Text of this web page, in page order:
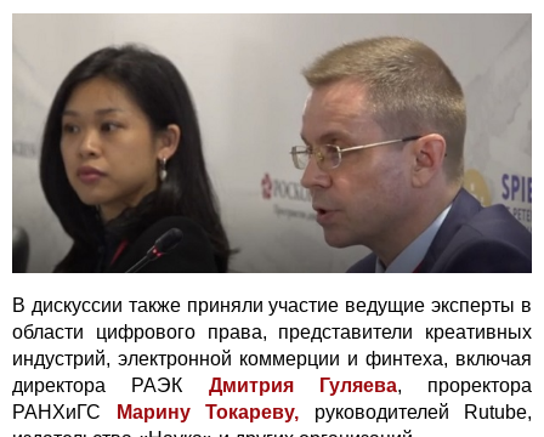
В дискуссии также приняли участие ведущие эксперты в
области цифрового права, представители креативных
индустрий, электронной коммерции и финтеха, включая
директора РАЭК Дмитрия Гуляева, проректора
РАНХиГС
Марину Токареву, руководителей Rutube,